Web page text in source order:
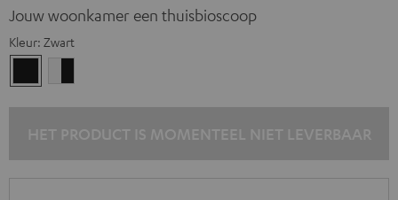
Jouw woonkamer een thuisbioscoop
Kleur: Zwart